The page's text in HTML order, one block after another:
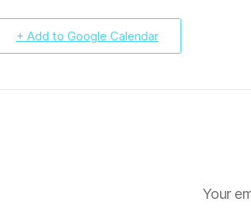
+ Add to Google Calendar
Your